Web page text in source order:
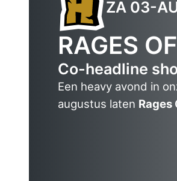
ZA 03-
RAGES
Co-headline
Een heavy avond in
augustus laten Rages